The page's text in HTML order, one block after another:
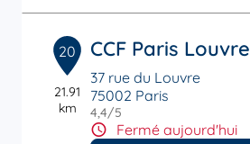
20
21.91
km
CCF Paris Louvre
37 rue du Louvre
75002 Paris
4,4/5
Fermé aujourd'hui